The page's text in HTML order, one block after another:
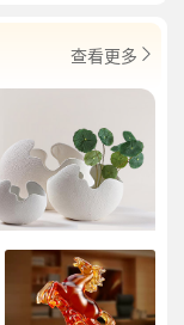
查看更多 